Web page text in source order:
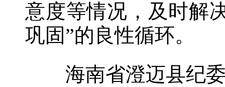
意度等情况，及时解
巩固”的良性循环。
海南省澄迈县纪委